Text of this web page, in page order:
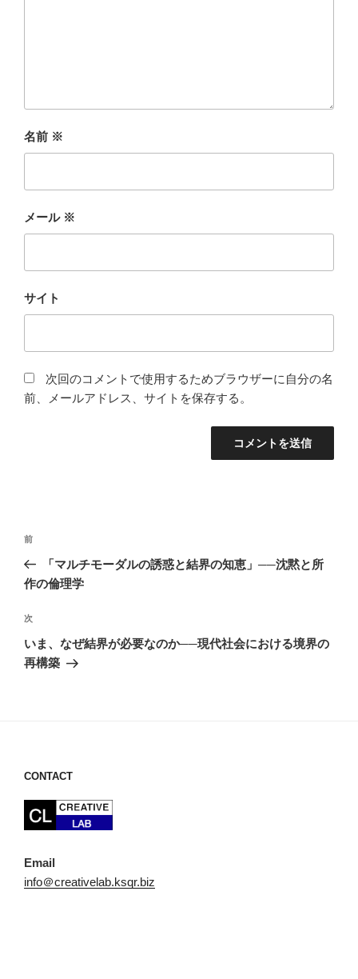
名前 ※
メール ※
サイト
次回のコメントで使用するためブラウザーに自分の名
前、メールアドレス、サイトを保存する。
投
ナ
ゲ
ー
シ
前
の
投
前
「マルチモーダルの誘惑と結界の知恵」──沈黙と所
作の倫理学
次
の
投
次
いま、なぜ結界が必要なのか──現代社会における境界の
再構築
CONTACT
Email
info＠creativelab.ksqr.biz